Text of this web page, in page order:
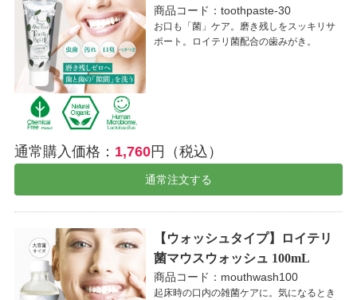
商品コード：toothpaste-30
お口も「菌」ケア。磨き残しをスッキリサ
ポート。ロイテリ菌配合の歯みがき。
通常購入価格： 1,760円（税込）
通常注文する
【ウォッシュタイプ】ロイテリ
菌マウスウォッシュ 100mL
商品コード：mouthwash100
起床時の口内の雑菌ケアに。気になるとき